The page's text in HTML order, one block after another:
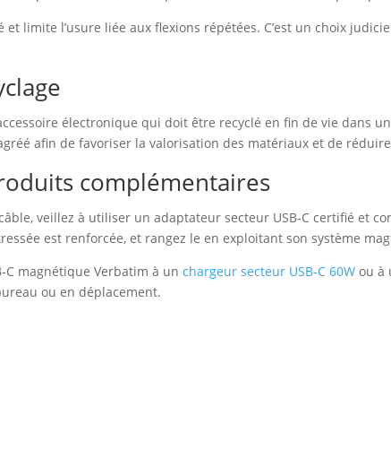
limite l’usure liée aux flexions répétées. C’est un choix
électronique qui doit être recyclé en fin de vie dans
afin de favoriser la valorisation des matériaux et de
complémentaires
veillez à utiliser un adaptateur secteur USB‑C certifié et
est renforcée, et rangez le en exploitant son système
magnétique Verbatim à unchargeur secteur USB‑C 60W ou à
ou en déplacement.